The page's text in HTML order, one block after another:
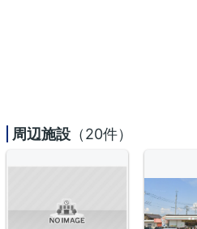
周辺施設 （20件）